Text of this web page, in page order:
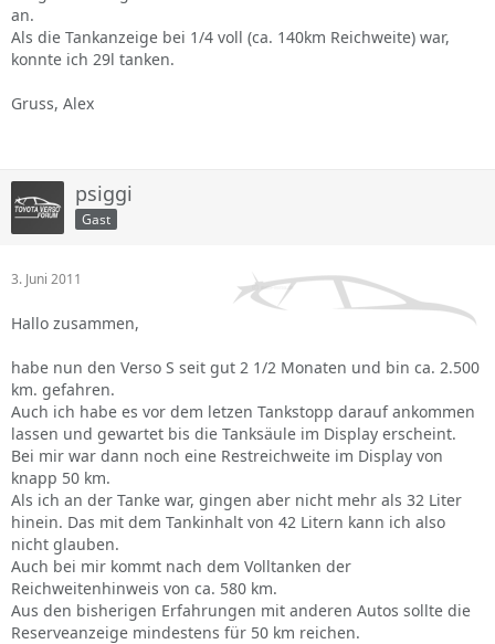
an.
Als die Tankanzeige bei 1/4 voll (ca. 140km Reichweite) war,
konnte ich 29l tanken.
Gruss, Alex
psiggi
Gast
3. Juni 2011
Hallo zusammen,
habe nun den Verso S seit gut 2 1/2 Monaten und bin ca. 2.500
km. gefahren.
Auch ich habe es vor dem letzen Tankstopp darauf ankommen
lassen und gewartet bis die Tanksäule im Display erscheint.
Bei mir war dann noch eine Restreichweite im Display von
knapp 50 km.
Als ich an der Tanke war, gingen aber nicht mehr als 32 Liter
hinein. Das mit dem Tankinhalt von 42 Litern kann ich also
nicht glauben.
Auch bei mir kommt nach dem Volltanken der
Reichweitenhinweis von ca. 580 km.
Aus den bisherigen Erfahrungen mit anderen Autos sollte die
Reserveanzeige mindestens für 50 km reichen.